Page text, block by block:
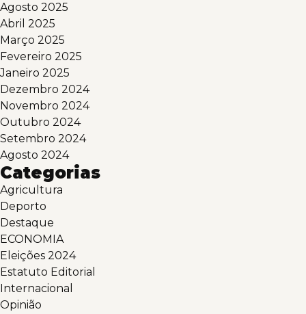
Agosto 2025
Abril 2025
Março 2025
Fevereiro 2025
Janeiro 2025
Dezembro 2024
Novembro 2024
Outubro 2024
Setembro 2024
Agosto 2024
Categorias
Agricultura
Deporto
Destaque
ECONOMIA
Eleições 2024
Estatuto Editorial
Internacional
Opinião